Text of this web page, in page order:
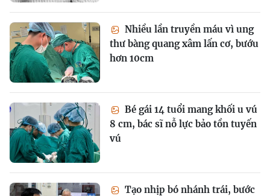
Nhiều lần truyền máu vì ung
thư bàng quang xâm lấn cơ, bướu
hơn 10cm
Bé gái 14 tuổi mang khối u vú
8 cm, bác sĩ nỗ lực bảo tồn tuyến
vú
Tạo nhịp bó nhánh trái, bước